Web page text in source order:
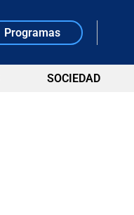
Programas
SOCIEDAD